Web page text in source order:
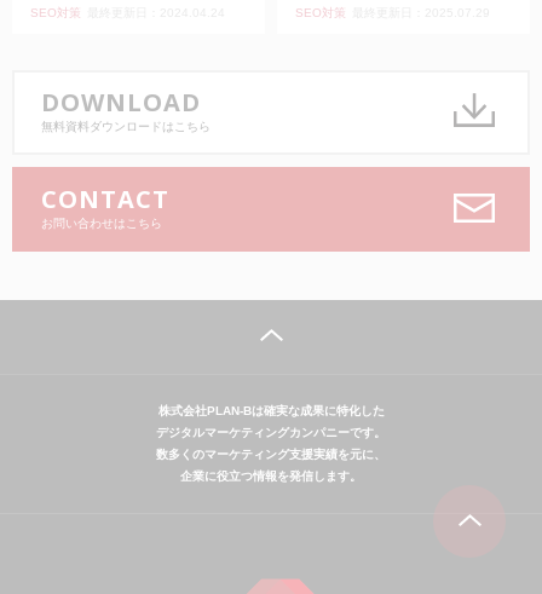
SEO対策 SEO対策
DOWNLOAD
無料資料ダウンロードはこちら
CONTACT
お問い合わせはこちら
株式会社PLAN-Bは確実な成果に特化した
デジタルマーケティングカンパニーです。
数多くのマーケティング支援実績を元に、
企業に役立つ情報を発信します。